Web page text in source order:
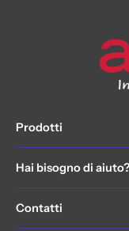
Prodotti
Hai bisogno di aiuto?
Contatti